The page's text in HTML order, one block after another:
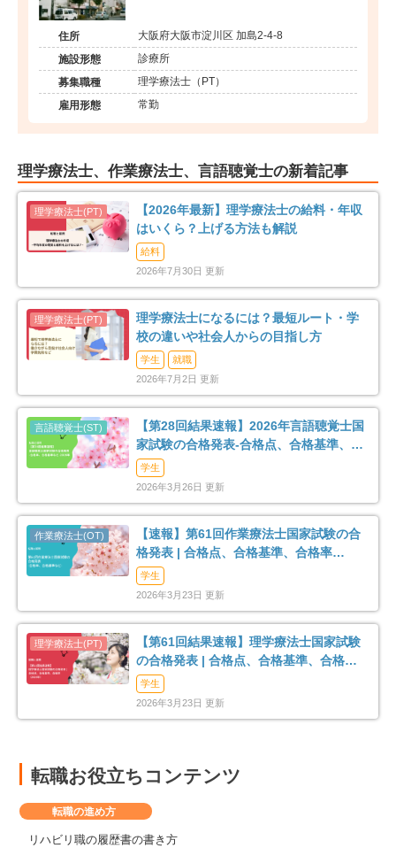
住所 大阪府大阪市淀川区 加島2-4-8
施設形態 診療所
募集職種 理学療法士（PT）
雇用形態 常勤
理学療法士、作業療法士、言語聴覚士の新着記事
【2026年最新】理学療法士の給料・年収
はいくら？上げる方法も解説
給料
2026年7月30日 更新
理学療法士になるには？最短ルート・学
校の違いや社会人からの目指し方
学生
就職
2026年7月2日 更新
【第28回結果速報】2026年言語聴覚士国
家試験の合格発表-合格点、合格基準、合
格率など-
学生
2026年3月26日 更新
【速報】第61回作業療法士国家試験の合
格発表 | 合格点、合格基準、合格率
（2026年）
学生
2026年3月23日 更新
【第61回結果速報】理学療法士国家試験
の合格発表 | 合格点、合格基準、合格率
（2026年）
学生
2026年3月23日 更新
転職お役立ちコンテンツ
転職の進め方
リハビリ職の履歴書の書き方